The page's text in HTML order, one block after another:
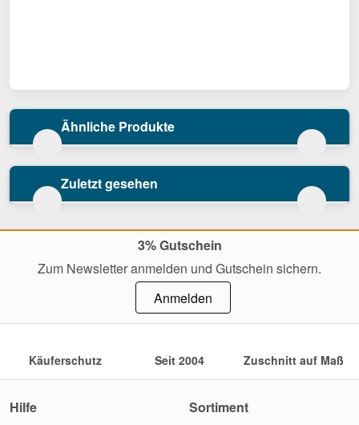
Ähnliche Produkte
Zuletzt gesehen
3% Gutschein
Zum Newsletter anmelden und Gutschein sichern.
Anmelden
Käuferschutz Seit 2004 Zuschnitt auf Maß
Hilfe
Sortiment